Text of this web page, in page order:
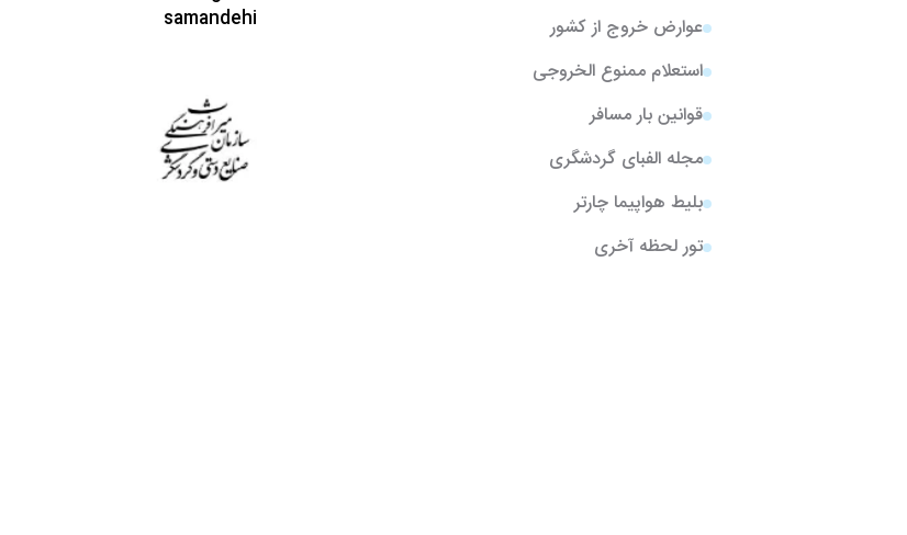
عوارض خروج از کشور
استعلام ممنوع الخروجی
قوانین بار مسافر
مجله الفبای گردشگری
بلیط هواپیما چارتر
تور لحظه آخری